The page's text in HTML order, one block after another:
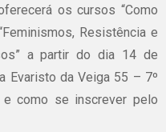
os cursos “Como
Resistência e
a partir do dia 14 de
Evaristo da Veiga 55 – 7º
como se inscrever pelo